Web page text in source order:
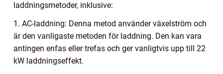
laddningsmetoder, inklusive:
1. AC-laddning: Denna metod använder växelström och
är den vanligaste metoden för laddning. Den kan vara
antingen enfas eller trefas och ger vanligtvis upp till 22
kW laddningseffekt.